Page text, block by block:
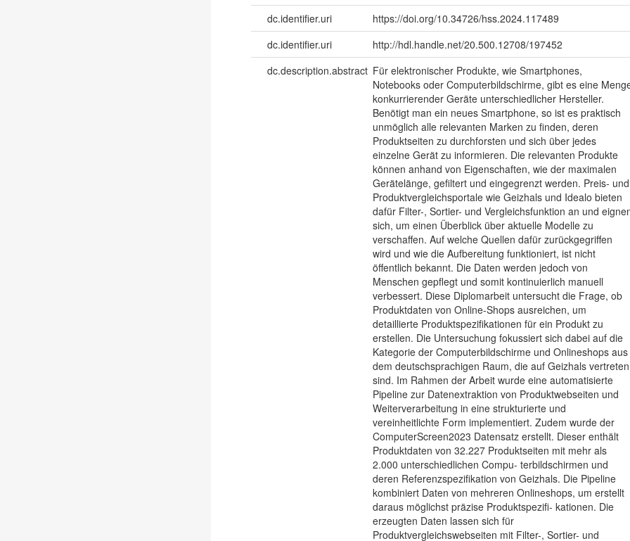
dc.identifier.uri
https://doi.org/10.34726/hss.2024.117489
dc.identifier.uri
http://hdl.handle.net/20.500.12708/197452
dc.description.abstract Für elektronischer Produkte, wie Smartphones,
Notebooks oder Computerbildschirme, gibt es eine
konkurrierender Geräte unterschiedlicher Hersteller.
Benötigt man ein neues Smartphone, so ist es praktisch
unmöglich alle relevanten Marken zu finden, deren
Produktseiten zu durchforsten und sich über jedes
einzelne Gerät zu informieren. Die relevanten Produkte
können anhand von Eigenschaften, wie der maximalen
Gerätelänge, gefiltert und eingegrenzt werden. Preis- und
Produktvergleichsportale wie Geizhals und Idealo bieten
dafür Filter-, Sortier- und Vergleichsfunktion an und
sich, um einen Überblick über aktuelle Modelle zu
verschaffen. Auf welche Quellen dafür zurückgegriffen
wird und wie die Aufbereitung funktioniert, ist nicht
öffentlich bekannt. Die Daten werden jedoch von
Menschen gepflegt und somit kontinuierlich manuell
verbessert. Diese Diplomarbeit untersucht die Frage, ob
Produktdaten von Online-Shops ausreichen, um
detaillierte Produktspezifikationen für ein Produkt zu
erstellen. Die Untersuchung fokussiert sich dabei auf die
Kategorie der Computerbildschirme und Onlineshops aus
dem deutschsprachigen Raum, die auf Geizhals vertreten
sind. Im Rahmen der Arbeit wurde eine automatisierte
Pipeline zur Datenextraktion von Produktwebseiten und
Weiterverarbeitung in eine strukturierte und
vereinheitlichte Form implementiert. Zudem wurde der
ComputerScreen2023 Datensatz erstellt. Dieser enthält
Produktdaten von 32.227 Produktseiten mit mehr als
2.000 unterschiedlichen Compu- terbildschirmen und
deren Referenzspezifikation von Geizhals. Die Pipeline
kombiniert Daten von mehreren Onlineshops, um erstellt
daraus möglichst präzise Produktspezifi- kationen. Die
erzeugten Daten lassen sich für
Produktvergleichswebseiten mit Filter-, Sortier- und